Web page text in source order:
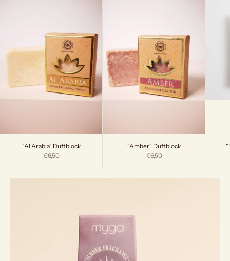
"Al Arabia" Duftblock
Angebot
€6,50
"Amber" Duftblock
Angebot
€6,50